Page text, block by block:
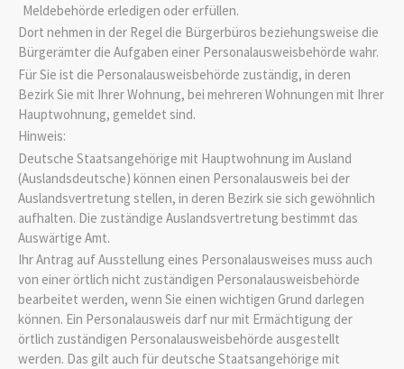
Meldebehörde erledigen oder erfüllen.
Dort nehmen in der Regel die Bürgerbüros beziehungsweise die
Bürgerämter die Aufgaben einer Personalausweisbehörde wahr.
Für Sie ist die Personalausweisbehörde zuständig, in deren
Bezirk Sie mit Ihrer Wohnung, bei mehreren Wohnungen mit Ihrer
Hauptwohnung, gemeldet sind.
Hinweis:
Deutsche Staatsangehörige mit Hauptwohnung im Ausland
(Auslandsdeutsche) können einen Personalausweis bei der
Auslandsvertretung stellen, in deren Bezirk sie sich gewöhnlich
aufhalten. Die zuständige Auslandsvertretung bestimmt das
Auswärtige Amt.
Ihr Antrag auf Ausstellung eines Personalausweises muss auch
von einer örtlich nicht zuständigen Personalausweisbehörde
bearbeitet werden, wenn Sie einen wichtigen Grund darlegen
können. Ein Personalausweis darf nur mit Ermächtigung der
örtlich zuständigen Personalausweisbehörde ausgestellt
werden. Das gilt auch für deutsche Staatsangehörige mit